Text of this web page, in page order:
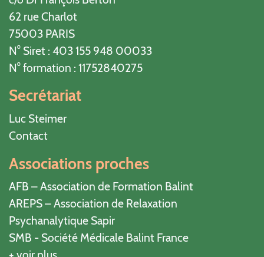
62 rue Charlot
75003 PARIS
N° Siret : 403 155 948 00033
N° formation : 11752840275
Secrétariat
Luc Steimer
Contact
Associations proches
AFB – Association de Formation Balint
AREPS – Association de Relaxation
Psychanalytique Sapir
SMB - Société Médicale Balint France